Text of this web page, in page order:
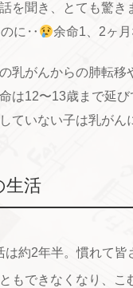
を聞き、とても驚き
のに‥
余命1、2ヶ
乳がんからの肺転移
は12〜13歳まで延
ていない子は乳がん
生活
は約2年半。慣れて
もできなくなり、